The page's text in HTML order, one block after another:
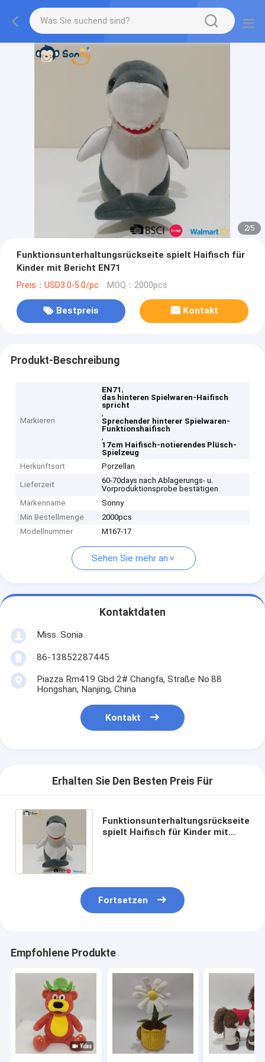
2/5
Funktionsunterhaltungsrückseite spielt Haifisch für
Kinder mit Bericht EN71
Preis：USD3.0-5.0/pc MOQ：2000pcs
Bestpreis Kontakt
Produkt-Beschreibung
Markieren
EN71,
das hinteren Spielwaren-Haifisch
spricht
,
Sprechender hinterer Spielwaren-
Funktionshaifisch
,
17cm Haifisch-notierendes Plüsch-
Spielzeug
Herkunftsort
Porzellan
Lieferzeit
60-70days nach Ablagerungs- u.
Vorproduktionsprobe bestätigen
Markenname
Sonny
Min Bestellmenge
2000pcs
Modellnummer
M167-17
Sehen Sie mehr an
Kontaktdaten
Miss. Sonia
86-13852287445
Piazza Rm419 Gbd 2# Changfa, Straße No.88
Hongshan, Nanjing, China
Kontakt
Erhalten Sie Den Besten Preis Für
Funktionsunterhaltungsrückseite
spielt Haifisch für Kinder mit
Fortsetzen
Empfohlene Produkte